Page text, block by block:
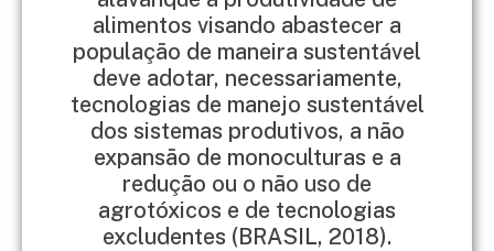
alimentos visando abastecer a
população de maneira sustentável
deve adotar, necessariamente,
tecnologias de manejo sustentável
dos sistemas produtivos, a não
expansão de monoculturas e a
redução ou o não uso de
agrotóxicos e de tecnologias
excludentes (BRASIL, 2018).